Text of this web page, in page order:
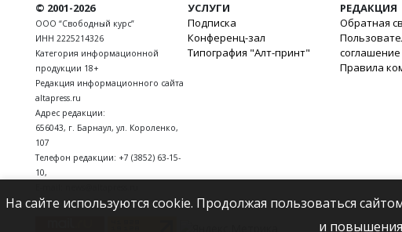
© 2001-2026
ООО “Свободный курс”
ИНН 2225214326
Категория информационной
продукции 18+
Редакция информационного сайта
altapress.ru
Адрес редакции:
656043, г. Барнаул, ул. Короленко,
107
Телефон редакции: +7 (3852) 63-15-
10,
УСЛУГИ
Подписка
Конференц-зал
Типография "Алт-принт"
РЕДАКЦИЯ
Обратная
соглашение
Правила
На сайте используются cookie. Продолжая пользоваться
и